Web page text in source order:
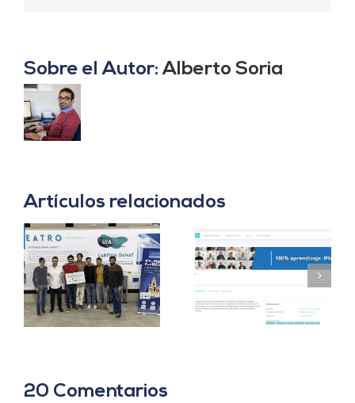
Sobre el Autor:Alberto Soria
Artículos relacionados
Censolar y Eunoia
alcanzan un
acuerdo de
colaboración.
Censolar se une a
2023
20 Comentarios